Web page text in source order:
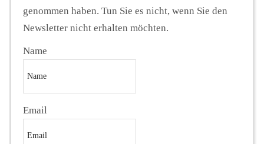
genommen haben. Tun Sie es nicht, wenn Sie den
Newsletter nicht erhalten möchten.
Name
Email